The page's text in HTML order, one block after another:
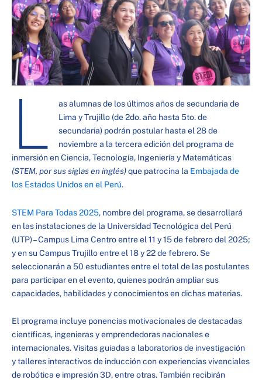
L
as alumnas de los últimos años de secundaria de
Lima y Trujillo (de 2do. año hasta 5to. de
secundaria) podrán postular hasta el 28 de
noviembre a la tercera edición del programa de
inmersión en Ciencia, Tecnología, Ingeniería y Matemáticas
(STEM, por sus siglas en inglés)que patrocina la Embajada de
los Estados Unidos en el Perú.
STEM Para Todas 2025, nombre del programa, se desarrollará
en las instalaciones de la Universidad Tecnológica del Perú
(UTP) – Campus Lima Centro entre el 11 y 15 de febrero del 2025;
y en su Campus Trujillo entre el 18 y 22 de febrero. Se
seleccionarán a 50 estudiantes entre el total de las postulantes
para participar en el evento, quienes podrán ampliar sus
capacidades, habilidades y conocimientos en dichas materias.
El programa incluye ponencias motivacionales de destacadas
científicas, ingenieras y emprendedoras nacionales e
internacionales. Visitas guiadas a laboratorios de investigación
y talleres interactivos de inducción con experiencias vivenciales
de robótica e impresión 3D, entre otras. También recibirán